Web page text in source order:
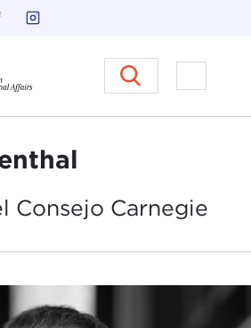
Carnegie Council sobre Ética
Abrir el
Consejo Carnegie